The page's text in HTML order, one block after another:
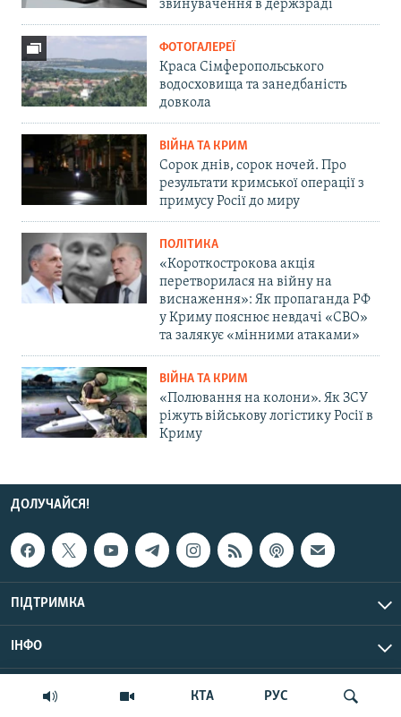
КТА РУС
звинувачення в держзраді
ФОТОГАЛЕРЕЇ
Краса Сімферопольського
водосховища та занедбаність
довкола
ВІЙНА ТА КРИМ
Сорок днів, сорок ночей. Про
результати кримської операції з
примусу Росії до миру
ПОЛІТИКА
«Короткострокова акція
перетворилася на війну на
виснаження»: Як пропаганда РФ
у Криму пояснює невдачі «СВО»
та залякує «мінними атаками»
ВІЙНА ТА КРИМ
«Полювання на колони». Як ЗСУ
ріжуть військову логістику Росії в
Криму
ДОЛУЧАЙСЯ!
ПІДТРИМКА
ІНФО
© Крим.Реалії, 2026 | Усі права застережено.